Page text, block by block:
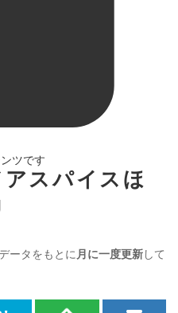
ツです
スパイスほ
ータをもとに月に一度更新して